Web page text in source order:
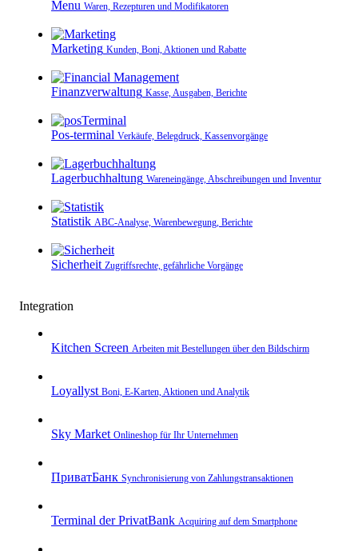
Menu Waren, Rezepturen und Modifikatoren
Marketing Kunden, Boni, Aktionen und Rabatte
Finanzverwaltung Kasse, Ausgaben, Berichte
Pos-terminal Verkäufe, Belegdruck, Kassenvorgänge
Lagerbuchhaltung Wareneingänge, Abschreibungen und Inventur
Statistik ABC-Analyse, Warenbewegung, Berichte
Sicherheit Zugriffsrechte, gefährliche Vorgänge
Integration
Kitchen Screen Arbeiten mit Bestellungen über den Bildschirm
Loyallyst Boni, E‑Karten, Aktionen und Analytik
Sky Market Onlineshop für Ihr Unternehmen
ПриватБанк Synchronisierung von Zahlungstransaktionen
Terminal der PrivatBank Acquiring auf dem Smartphone